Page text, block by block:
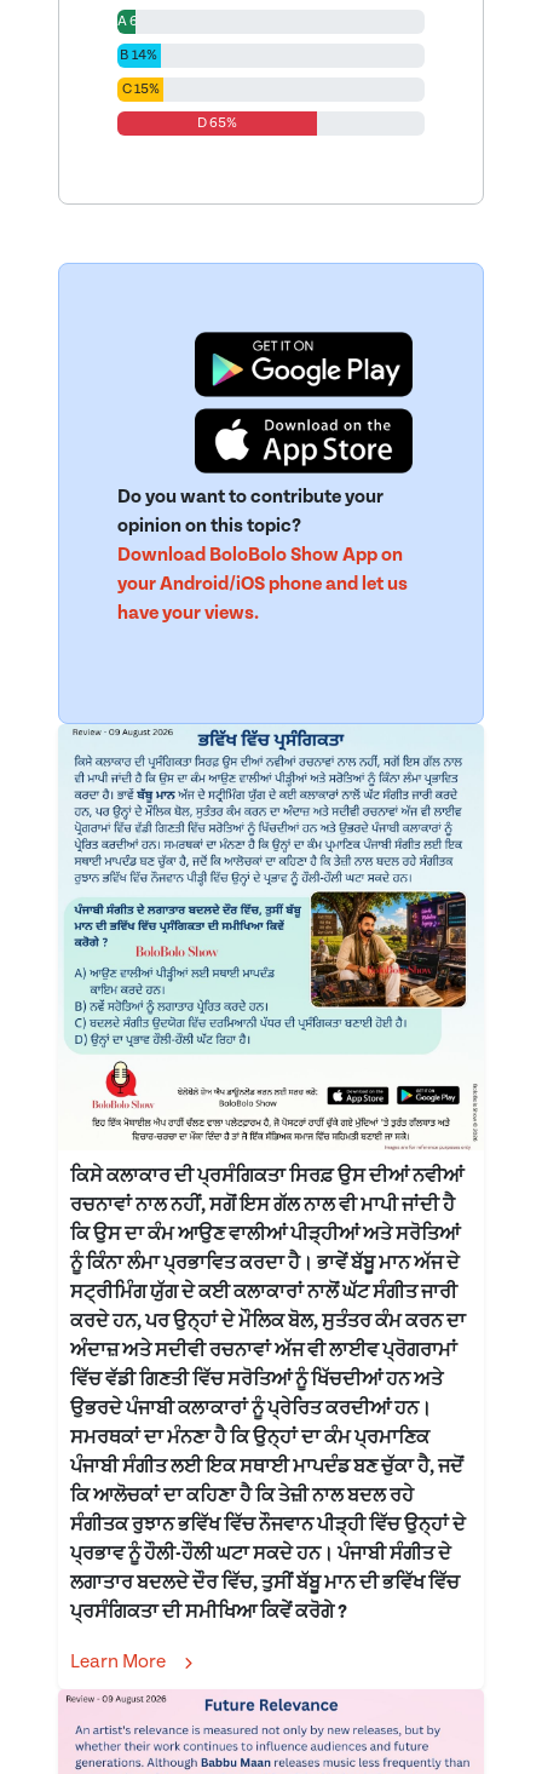
A 6%
B 14%
C 15%
D 65%
Do you want to contribute your
opinion on this topic?
Download BoloBolo Show App on
your Android/iOS phone and let us
have your views.
ਕਿਸੇ ਕਲਾਕਾਰ ਦੀ ਪ੍ਰਸੰਗਿਕਤਾ ਸਿਰਫ਼ ਉਸ ਦੀਆਂ ਨਵੀਆਂ
ਰਚਨਾਵਾਂ ਨਾਲ ਨਹੀਂ, ਸਗੋਂ ਇਸ ਗੱਲ ਨਾਲ ਵੀ ਮਾਪੀ ਜਾਂਦੀ ਹੈ
ਕਿ ਉਸ ਦਾ ਕੰਮ ਆਉਣ ਵਾਲੀਆਂ ਪੀੜ੍ਹੀਆਂ ਅਤੇ ਸਰੋਤਿਆਂ
ਨੂੰ ਕਿੰਨਾ ਲੰਮਾ ਪ੍ਰਭਾਵਿਤ ਕਰਦਾ ਹੈ। ਭਾਵੇਂ ਬੱਬੂ ਮਾਨ ਅੱਜ ਦੇ
ਸਟ੍ਰੀਮਿੰਗ ਯੁੱਗ ਦੇ ਕਈ ਕਲਾਕਾਰਾਂ ਨਾਲੋਂ ਘੱਟ ਸੰਗੀਤ ਜਾਰੀ
ਕਰਦੇ ਹਨ, ਪਰ ਉਨ੍ਹਾਂ ਦੇ ਮੌਲਿਕ ਬੋਲ, ਸੁਤੰਤਰ ਕੰਮ ਕਰਨ ਦਾ
ਅੰਦਾਜ਼ ਅਤੇ ਸਦੀਵੀ ਰਚਨਾਵਾਂ ਅੱਜ ਵੀ ਲਾਈਵ ਪ੍ਰੋਗਰਾਮਾਂ
ਵਿੱਚ ਵੱਡੀ ਗਿਣਤੀ ਵਿੱਚ ਸਰੋਤਿਆਂ ਨੂੰ ਖਿੱਚਦੀਆਂ ਹਨ ਅਤੇ
ਉਭਰਦੇ ਪੰਜਾਬੀ ਕਲਾਕਾਰਾਂ ਨੂੰ ਪ੍ਰੇਰਿਤ ਕਰਦੀਆਂ ਹਨ।
ਸਮਰਥਕਾਂ ਦਾ ਮੰਨਣਾ ਹੈ ਕਿ ਉਨ੍ਹਾਂ ਦਾ ਕੰਮ ਪ੍ਰਮਾਣਿਕ
ਪੰਜਾਬੀ ਸੰਗੀਤ ਲਈ ਇਕ ਸਥਾਈ ਮਾਪਦੰਡ ਬਣ ਚੁੱਕਾ ਹੈ, ਜਦੋਂ
ਕਿ ਆਲੋਚਕਾਂ ਦਾ ਕਹਿਣਾ ਹੈ ਕਿ ਤੇਜ਼ੀ ਨਾਲ ਬਦਲ ਰਹੇ
ਸੰਗੀਤਕ ਰੁਝਾਨ ਭਵਿੱਖ ਵਿੱਚ ਨੌਜਵਾਨ ਪੀੜ੍ਹੀ ਵਿੱਚ ਉਨ੍ਹਾਂ ਦੇ
ਪ੍ਰਭਾਵ ਨੂੰ ਹੌਲੀ-ਹੌਲੀ ਘਟਾ ਸਕਦੇ ਹਨ। ਪੰਜਾਬੀ ਸੰਗੀਤ ਦੇ
ਲਗਾਤਾਰ ਬਦਲਦੇ ਦੌਰ ਵਿੱਚ, ਤੁਸੀਂ ਬੱਬੂ ਮਾਨ ਦੀ ਭਵਿੱਖ ਵਿੱਚ
ਪ੍ਰਸੰਗਿਕਤਾ ਦੀ ਸਮੀਖਿਆ ਕਿਵੇਂ ਕਰੋਗੇ ?
Learn More